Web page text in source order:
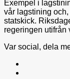
Exempel i
vår lagstining
statskick.
regeringen utifrån
Var social, dela